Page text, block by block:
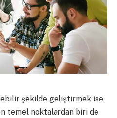
şekilde geliştirmek ise,
temel noktalardan biri de